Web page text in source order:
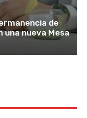
de
una nueva Mesa